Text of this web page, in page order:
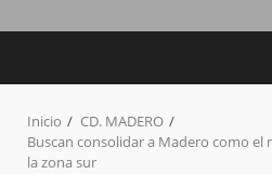
Inicio
CD. MADERO
Buscan consolidar a Madero como
la zona sur